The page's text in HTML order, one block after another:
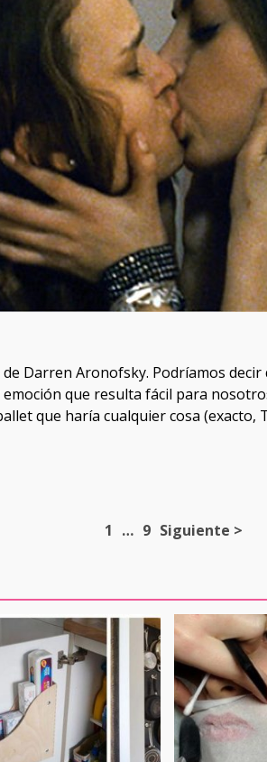
Darren Aronofsky. Podríamos
que resulta fácil para
que haría cualquier cosa
1 … 9 Siguiente >